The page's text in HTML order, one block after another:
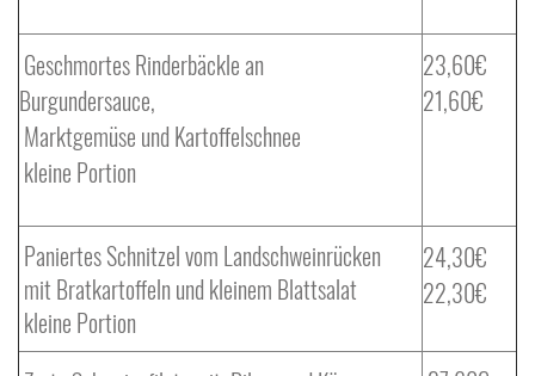
Geschmortes Rinderbäckle an
Burgundersauce,
Marktgemüse und Kartoffelschnee
kleine Portion
23,60€
21,60€
Paniertes Schnitzel vom Landschweinrücken
mit Bratkartoffeln und kleinem Blattsalat
kleine Portion
24,30€
22,30€